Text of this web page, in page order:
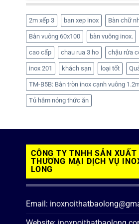
2m xếp 3 ban xep inox Bàn chữ
Bàn vuông 60x100 bàn vuông inox.
cao cấp chau rua 3 ho chậu rửa
inox 201 khách sạn loại tốt
TM-B5B: Bàn tròn inox cạnh vuông
Tủ hâm nóng thức ăn
CÔNG TY TNHH SẢN XUẤT
THƯƠNG MẠI DỊCH VỤ
LONG
Email: